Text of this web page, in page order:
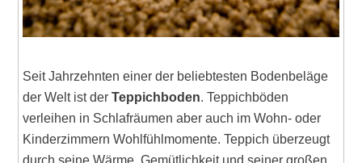
Seit Jahrzehnten einer der beliebtesten Bodenbeläge
der Welt ist derTeppichboden. Teppichböden
verleihen in Schlafräumen aber auch im Wohn- oder
Kinderzimmern Wohlfühlmomente. Teppich überzeugt
durch seine Wärme, Gemütlichkeit und seiner großen